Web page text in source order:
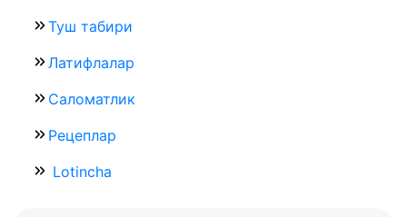
Туш табири
Латифлалар
Саломатлик
Рецеплар
Lotincha